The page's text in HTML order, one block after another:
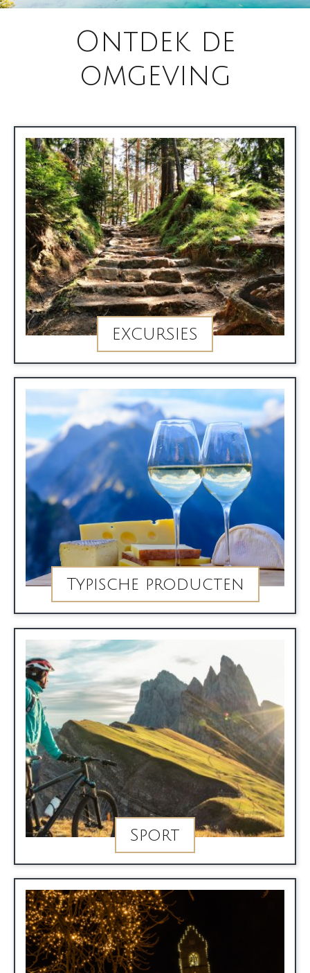
Ontdek de
omgeving
EXCURSIES
Typische producten
Sport